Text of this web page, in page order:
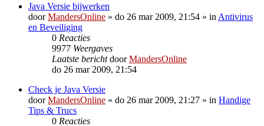
Java Versie bijwerken
doorMandersOnline » do 26 mar 2009, 21:54 » in Antivirus
en Beveiliging
0 Reacties
9977 Weergaves
Laatste berichtdoorMandersOnline
do 26 mar 2009, 21:54
Check je Java Versie
doorMandersOnline » do 26 mar 2009, 21:27 » in Handige
Tips & Trucs
0 Reacties